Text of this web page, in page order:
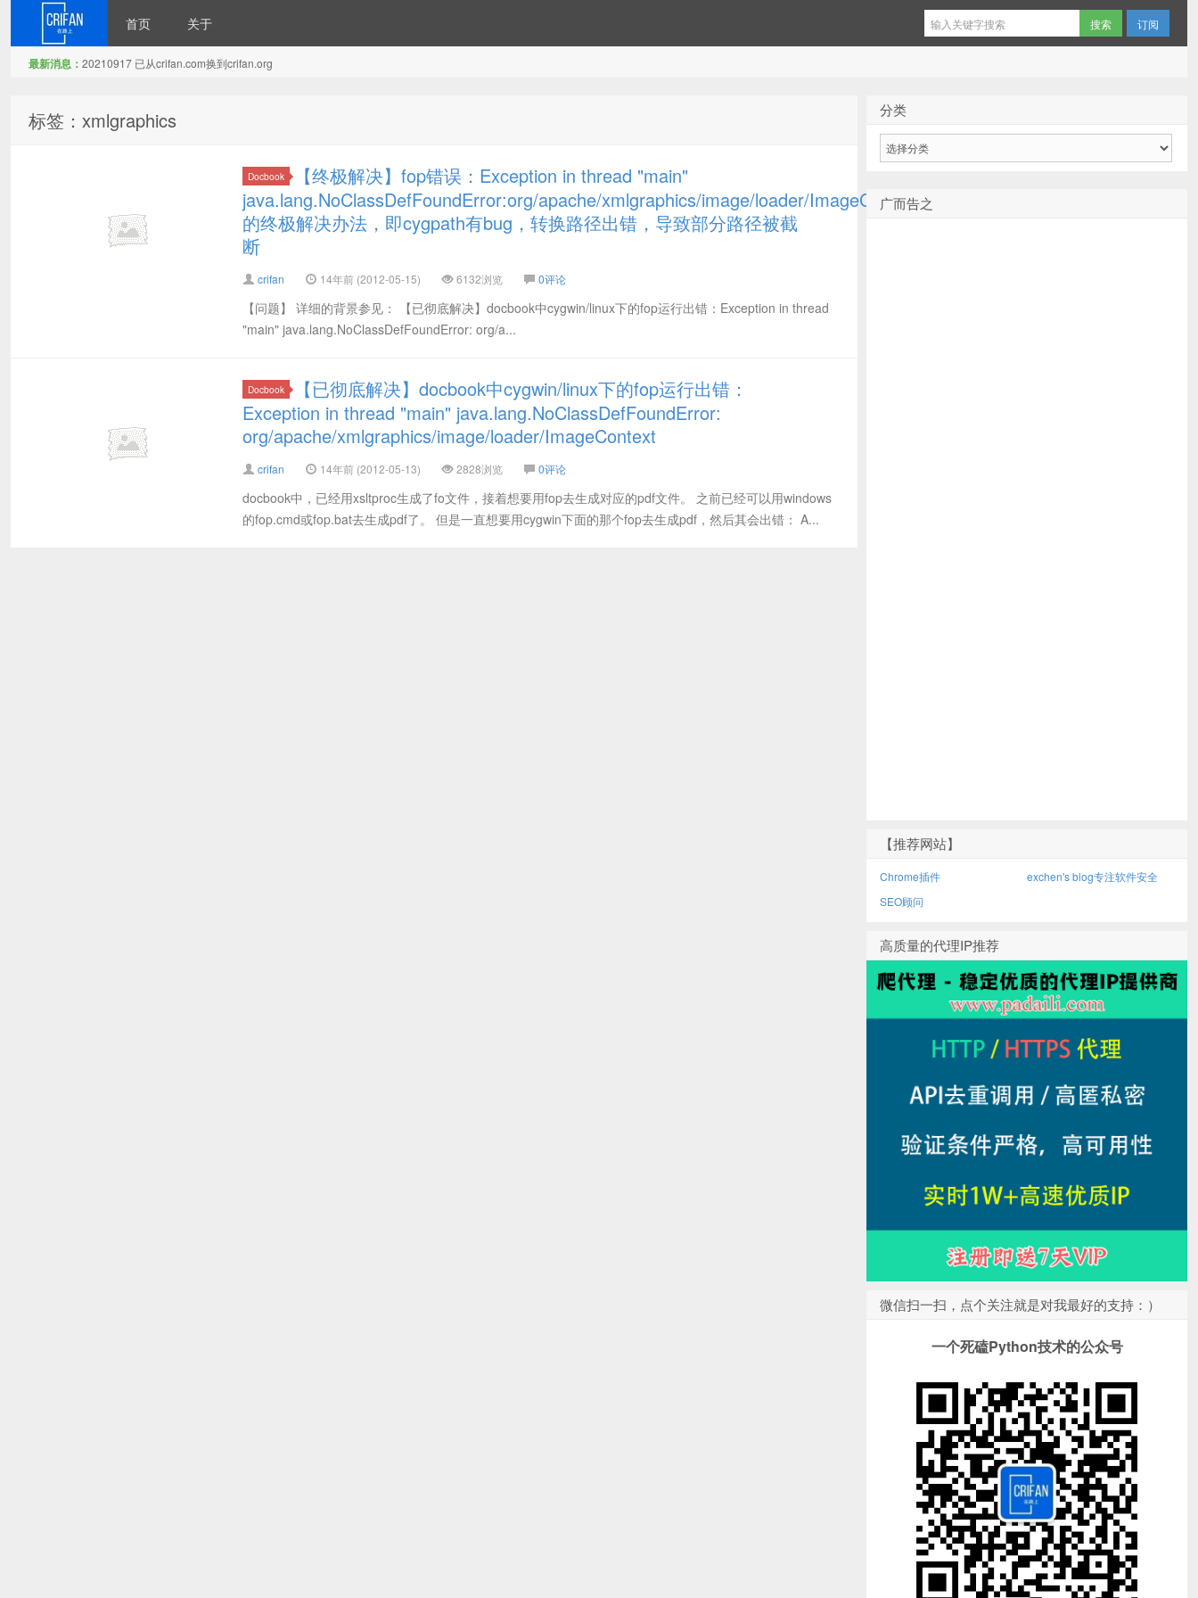
首页 关于 订阅
最新消息： 20210917 已从crifan.com换到crifan.org
标签：xmlgraphics
Docbook
【终极解决】fop错误：Exception in thread "main"
java.lang.NoClassDefFoundError:org/apache/xmlgraphics/image/loader/ImageContext
的终极解决办法，即cygpath有bug，转换路径出错，导致部分路径被截
断
crifan 14年前 (2012-05-15) 6132浏览 0评论
【问题】 详细的背景参见： 【已彻底解决】docbook中cygwin/linux下的fop运行出错：Exception in thread
"main" java.lang.NoClassDefFoundError: org/a...
Docbook
【已彻底解决】docbook中cygwin/linux下的fop运行出错：
Exception in thread "main" java.lang.NoClassDefFoundError:
org/apache/xmlgraphics/image/loader/ImageContext
crifan 14年前 (2012-05-13) 2828浏览 0评论
docbook中，已经用xsltproc生成了fo文件，接着想要用fop去生成对应的pdf文件。 之前已经可以用windows
的fop.cmd或fop.bat去生成pdf了。 但是一直想要用cygwin下面的那个fop去生成pdf，然后其会出错： A...
分类
广而告之
【推荐网站】
Chrome插件
exchen's blog专注软件安全
SEO顾问
高质量的代理IP推荐
微信扫一扫，点个关注就是对我最好的支持：）
一个死磕Python技术的公众号